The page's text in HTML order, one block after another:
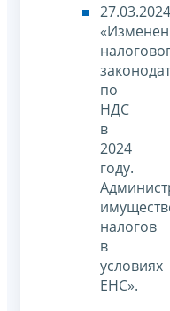
по
НДС
в
2024
году.
налогов
в
условиях
ЕНС».